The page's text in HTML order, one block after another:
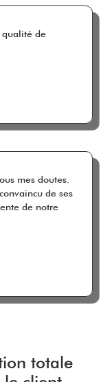
qualité de
mes doutes.
de ses
de notre
totale